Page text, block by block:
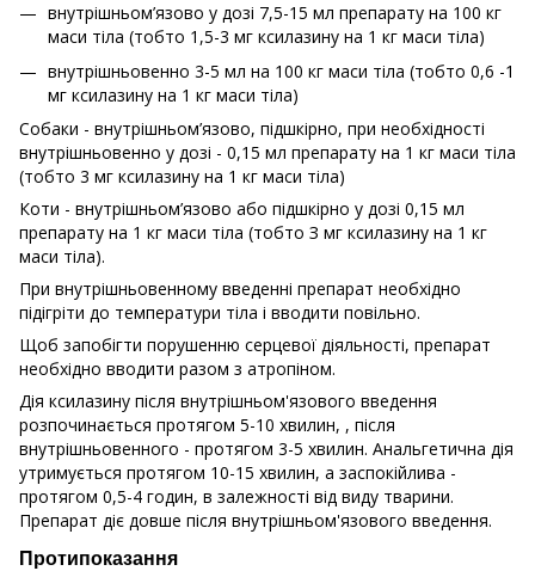
внутрішньом’язово у дозі 7,5-15 мл препарату на 100 кг
маси тіла (тобто 1,5-3 мг ксилазину на 1 кг маси тіла)
внутрішньовенно 3-5 мл на 100 кг маси тіла (тобто 0,6 -1
мг ксилазину на 1 кг маси тіла)
Собаки - внутрішньом’язово, підшкірно, при необхідності
внутрішньовенно у дозі - 0,15 мл препарату на 1 кг маси тіла
(тобто 3 мг ксилазину на 1 кг маси тіла)
Коти - внутрішньом’язово або підшкірно у дозі 0,15 мл
препарату на 1 кг маси тіла (тобто З мг ксилазину на 1 кг
маси тіла).
При внутрішньовенному введенні препарат необхідно
підігріти до температури тіла і вводити повільно.
Щоб запобігти порушенню серцевої діяльності, препарат
необхідно вводити разом з атропіном.
Дія ксилазину після внутрішньом'язового введення
розпочинається протягом 5-10 хвилин, , після
внутрішньовенного - протягом 3-5 хвилин. Анальгетична дія
утримується протягом 10-15 хвилин, а заспокійлива -
протягом 0,5-4 годин, в залежності від виду тварини.
Препарат діє довше після внутрішньом'язового введення.
Протипоказання